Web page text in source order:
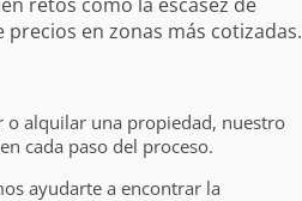
en zonas más cotizadas.
o alquilar una propiedad, nuestro
cada paso del proceso.
ayudarte a encontrar la